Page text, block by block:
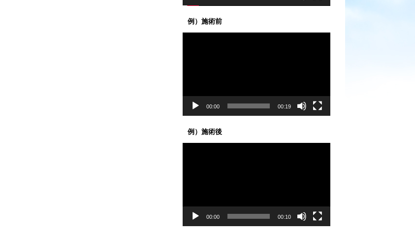
例）施術前
00:00 00:19
例）施術後
00:00 00:10